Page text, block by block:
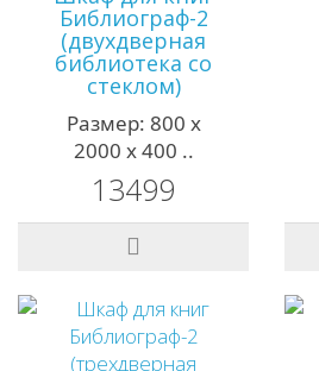
Библиограф-2
(двухдверная
библиотека со
стеклом)
Размер: 800 х
2000 х 400 ..
13499